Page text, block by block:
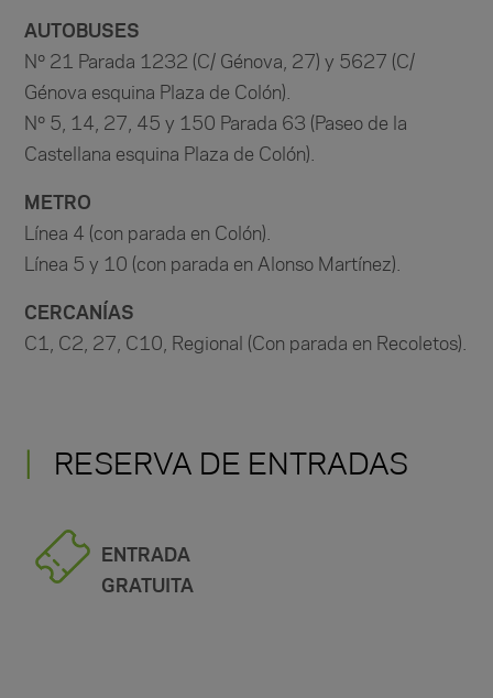
AUTOBUSES
Nº 21 Parada 1232 (C/ Génova, 27) y 5627 (C/
Génova esquina Plaza de Colón).
Nº 5, 14, 27, 45 y 150 Parada 63 (Paseo de la
Castellana esquina Plaza de Colón).
METRO
Línea 4 (con parada en Colón).
Línea 5 y 10 (con parada en Alonso Martínez).
CERCANÍAS
C1, C2, 27, C10, Regional (Con parada en Recoletos).
RESERVA DE ENTRADAS
ENTRADA
GRATUITA